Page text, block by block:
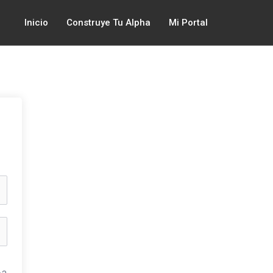
Inicio Construye Tu Alpha Mi Portal